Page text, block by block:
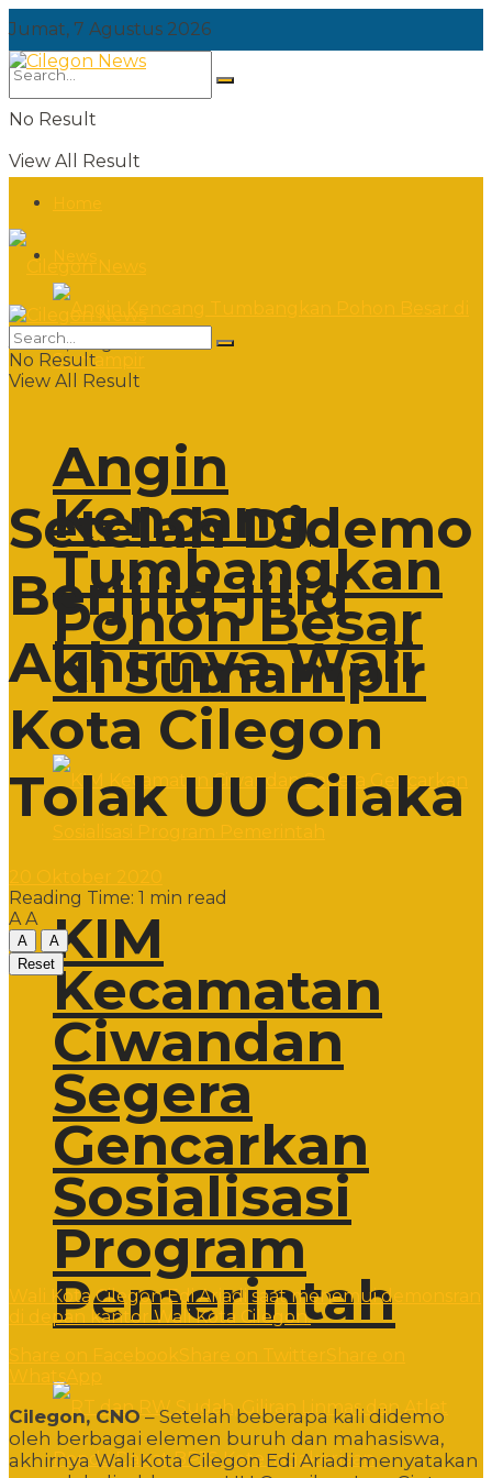
Jumat, 7 Agustus 2026
No Result
View All Result
Angin
Kencang
Tumbangkan
Pohon Besar
di Sumampir
KIM
Kecamatan
Ciwandan
Segera
Gencarkan
Sosialisasi
Program
Pemerintah
Jumat, 7 Agustus 2026
No Result
View All Result
Setelah Didemo
Berjilid-jilid
Akhirnya Wali
Kota Cilegon
Tolak UU Cilaka
Reading Time: 1 min read
A A
A
A
Reset
Wali Kota Cilegon Edi Ariadi saat menemui demonsran
di depan kantor Wali Kota Cilegon.
WhatsApp
Cilegon, CNO – Setelah beberapa kali didemo
oleh berbagai elemen buruh dan mahasiswa,
akhirnya Wali Kota Cilegon Edi Ariadi menyatakan